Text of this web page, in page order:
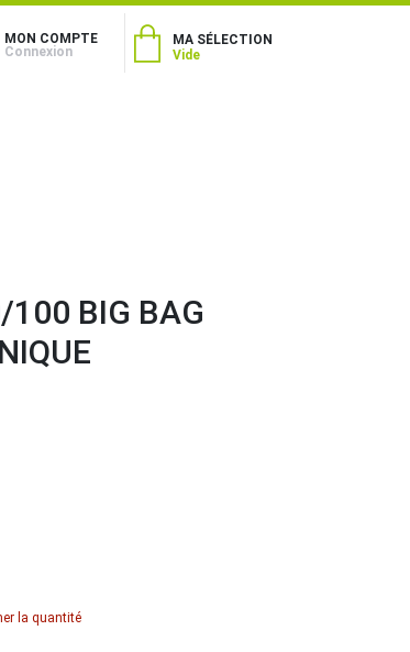
MON COMPTE
Connexion
MA SÉLECTION
Vide
100 BIG BAG
la quantité